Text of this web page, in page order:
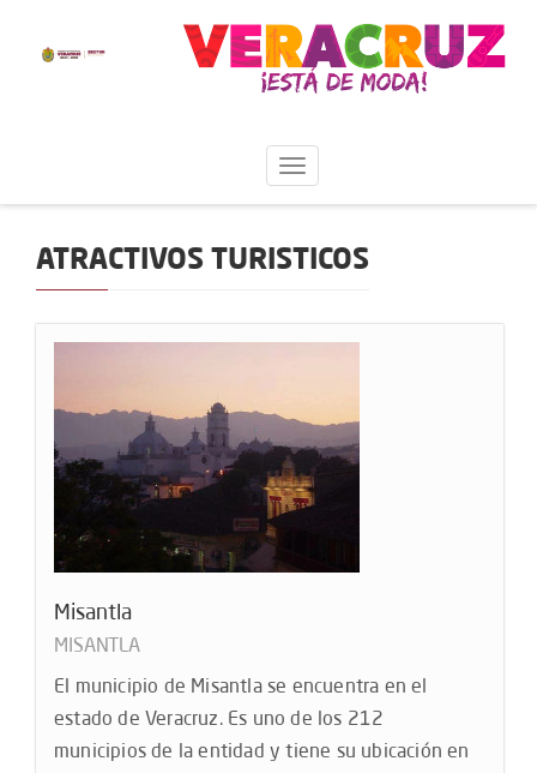
ATRACTIVOS TURISTICOS
Misantla
MISANTLA
El municipio de Misantla se encuentra en el
estado de Veracruz. Es uno de los 212
municipios de la entidad y tiene su ubicación en